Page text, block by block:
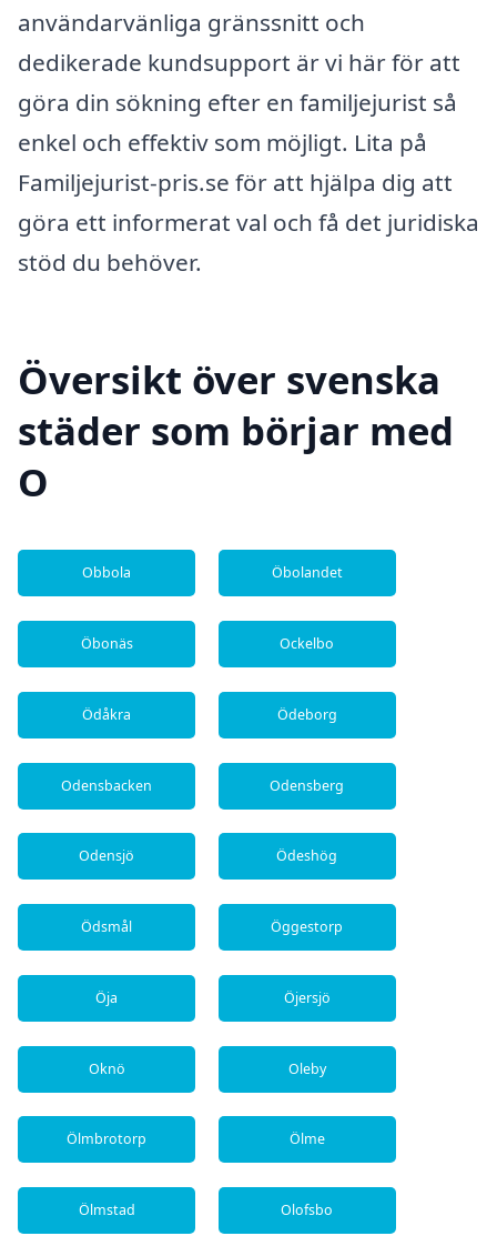
användarvänliga gränssnitt och
dedikerade kundsupport är vi här för att
göra din sökning efter en familjejurist så
enkel och effektiv som möjligt. Lita på
Familjejurist-pris.se för att hjälpa dig att
göra ett informerat val och få det juridiska
stöd du behöver.
Översikt över svenska
städer som börjar med
O
Obbola Öbolandet
Öbonäs Ockelbo
Ödåkra Ödeborg
Odensbacken Odensberg
Odensjö Ödeshög
Ödsmål Öggestorp
Öja Öjersjö
Oknö Oleby
Ölmbrotorp Ölme
Ölmstad Olofsbo